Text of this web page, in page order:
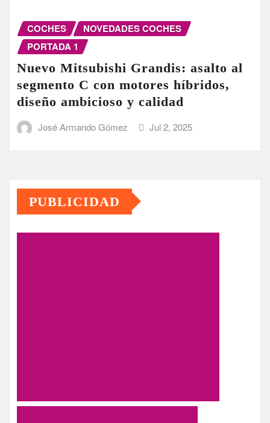
COCHES
NOVEDADES COCHES
PORTADA 1
Nuevo Mitsubishi Grandis: asalto al
segmento C con motores híbridos,
diseño ambicioso y calidad
José Armando Gómez Jul 2, 2025
PUBLICIDAD